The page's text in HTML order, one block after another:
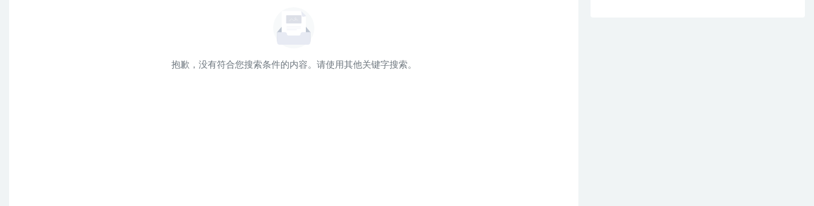
抱歉，没有符合您搜索条件的内容。请使用其他关键字搜索。